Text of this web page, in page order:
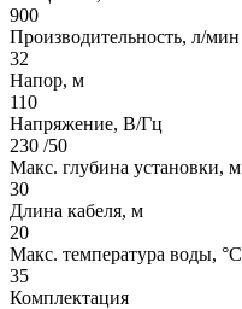
900
Производительность, л/мин
32
Напор, м
110
Напряжение, В/Гц
230 /50
Макс. глубина установки, м
30
Длина кабеля, м
20
Макс. температура воды, °C
35
Комплектация